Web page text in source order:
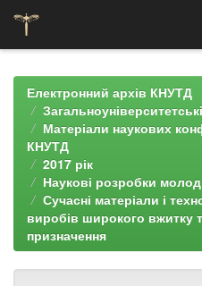
navigationЕлектронний архів КНУТД
Матеріали наукових
КНУТД
2017 рік
Наукові розробки
Сучасні матеріали і
виробів широкого вжитку
призначення